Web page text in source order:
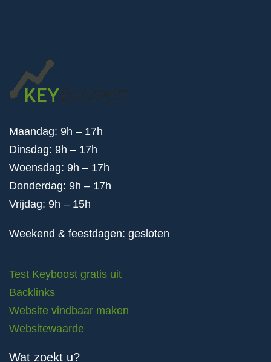
Maandag: 9h – 17h
Dinsdag: 9h – 17h
Woensdag: 9h – 17h
Donderdag: 9h – 17h
Vrijdag: 9h – 15h
Weekend & feestdagen: gesloten
Test Keyboost gratis uit
Backlinks
Website vindbaar maken
Websitewaarde
Wat zoekt u?